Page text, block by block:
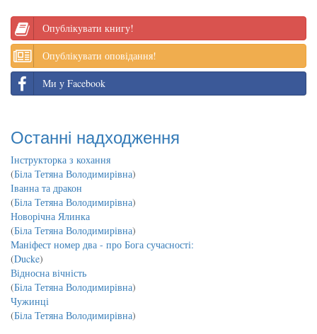
Опублікувати книгу!
Опублікувати оповідання!
Ми у Facebook
Останні надходження
Інструкторка з кохання
(Біла Тетяна Володимирівна)
Іванна та дракон
(Біла Тетяна Володимирівна)
Новорічна Ялинка
(Біла Тетяна Володимирівна)
Маніфест номер два - про Бога сучасності:
(Ducke)
Відносна вічність
(Біла Тетяна Володимирівна)
Чужинці
(Біла Тетяна Володимирівна)